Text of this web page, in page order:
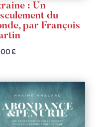
: Un
du
par François
€